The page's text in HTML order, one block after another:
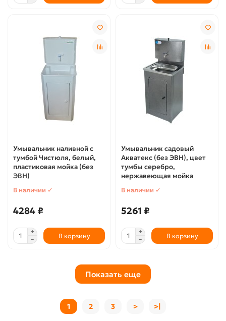
Умывальник наливной с
тумбой Чистюля, белый,
пластиковая мойка (без
ЭВН)
В наличии ✓
4284 ₽
В корзину
Умывальник садовый
Акватекс (без ЭВН), цвет
тумбы серебро,
нержавеющая мойка
В наличии ✓
5261 ₽
В корзину
Показать еще
1 2 3 > >|